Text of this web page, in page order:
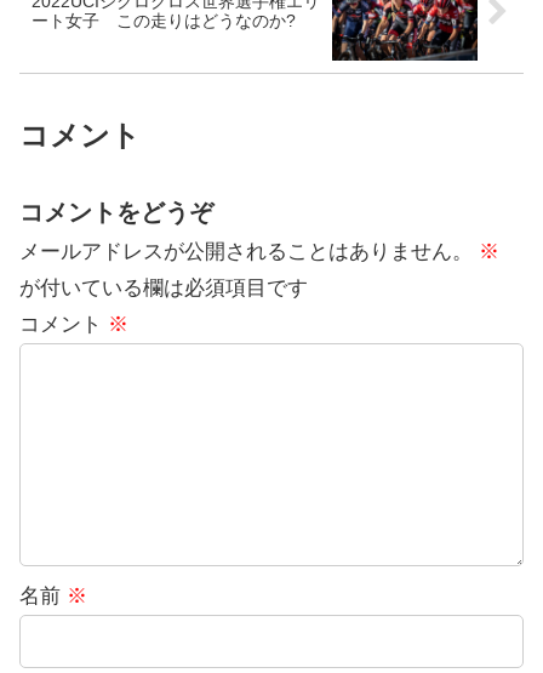
ート女子 この走りはどうなのか?
コメント
コメントをどうぞ
メールアドレスが公開されることはありません。
※
が付いている欄は必須項目です
コメント ※
名前 ※